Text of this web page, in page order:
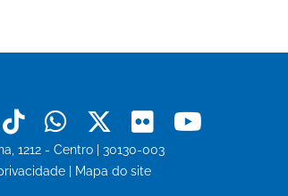
LinkedinTiktokWhatsapp
X Flickr
1212 - Centro | 30130-003
Mapa do site